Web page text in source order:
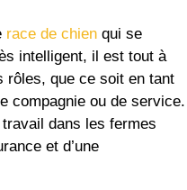
race de chien qui se
intelligent, il est tout à
rôles, que ce soit en tant
compagnie ou de service.
dans les fermes
et d’une